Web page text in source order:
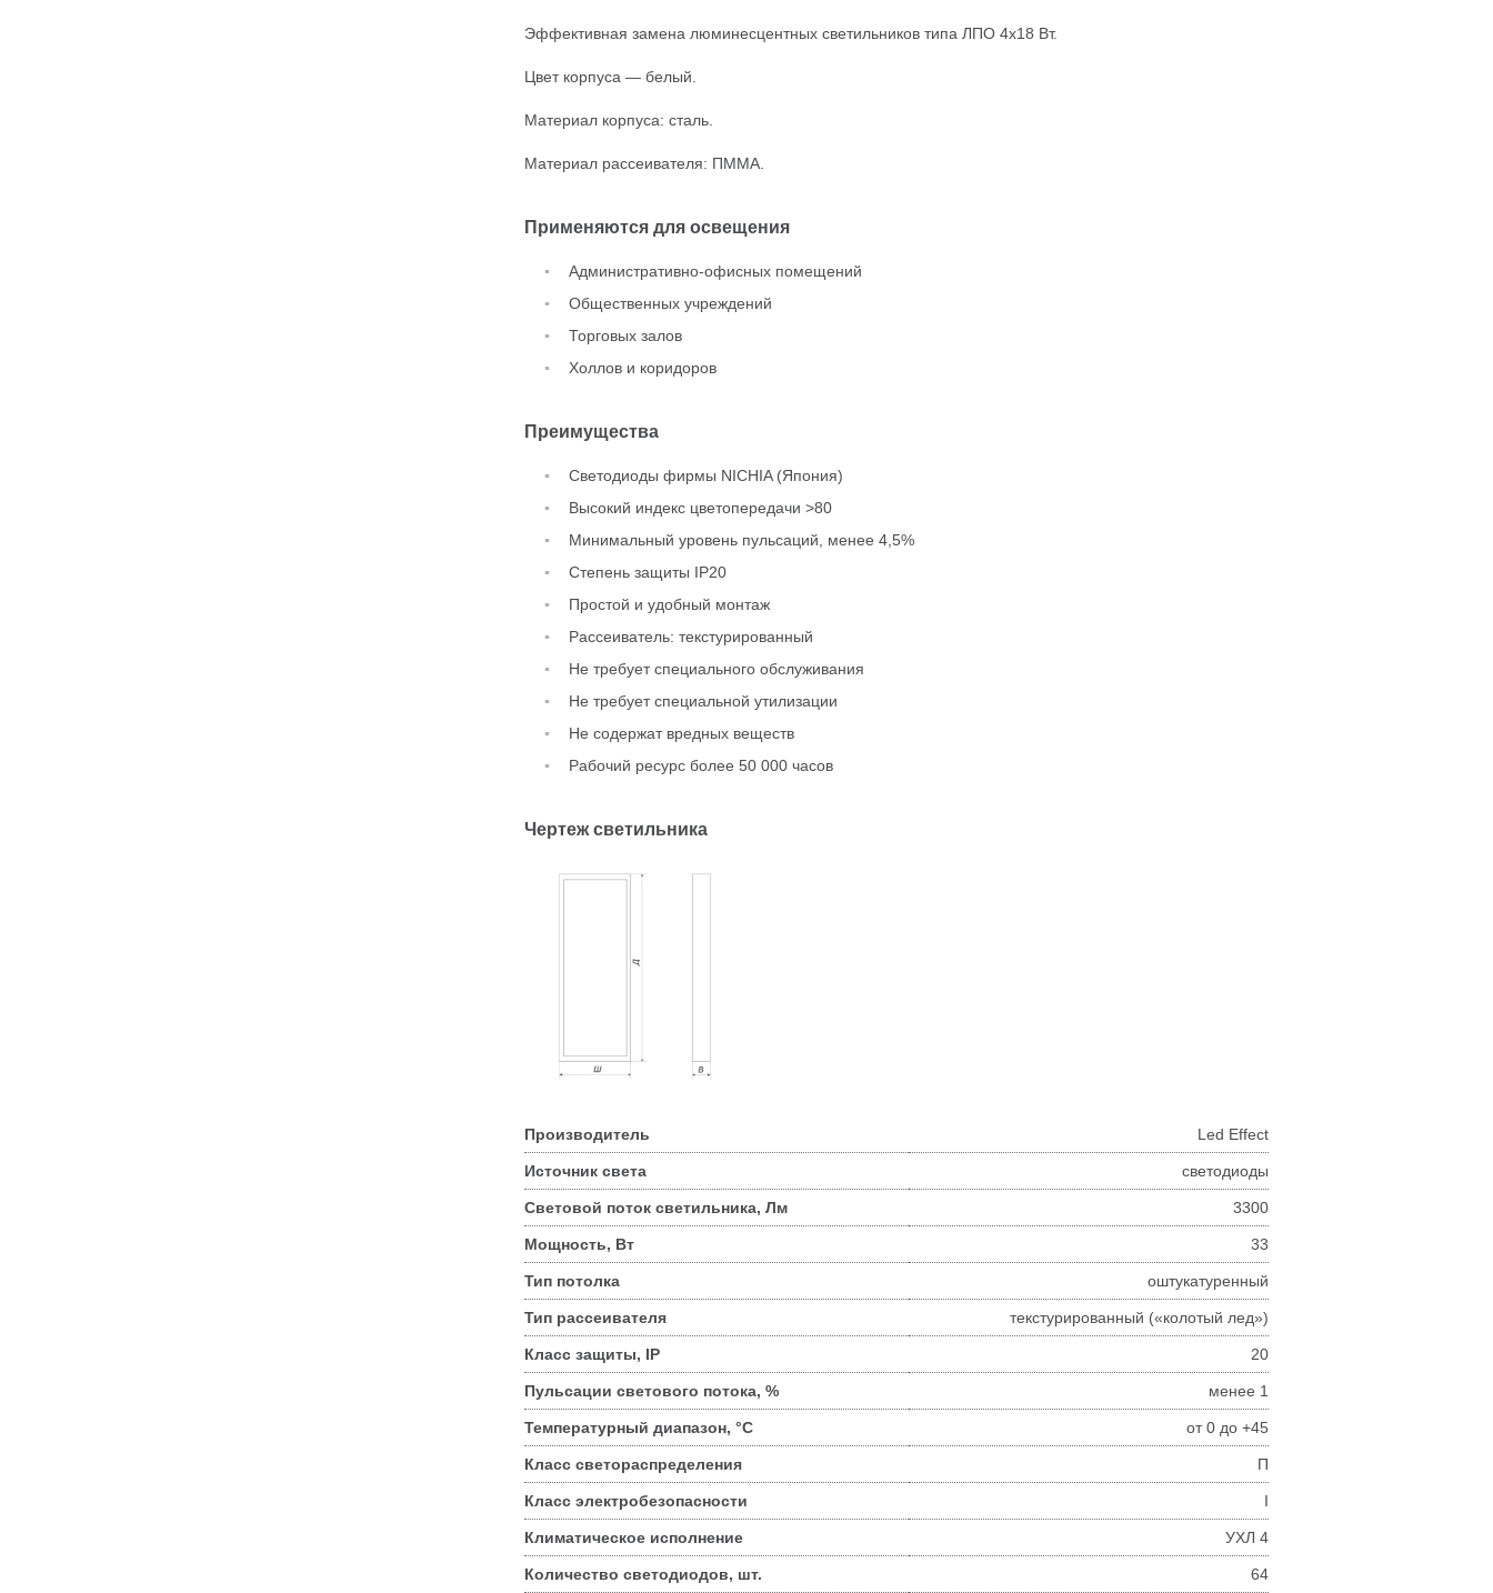
Эффективная замена люминесцентных светильников типа ЛПО 4х18 Вт.
Цвет корпуса — белый.
Материал корпуса: сталь.
Материал рассеивателя: ПММА.
Применяются для освещения
Административно-офисных помещений
Общественных учреждений
Торговых залов
Холлов и коридоров
Преимущества
Светодиоды фирмы NICHIA (Япония)
Высокий индекс цветопередачи >80
Минимальный уровень пульсаций, менее 4,5%
Степень защиты IP20
Простой и удобный монтаж
Рассеиватель: текстурированный
Не требует специального обслуживания
Не требует специальной утилизации
Не содержат вредных веществ
Рабочий ресурс более 50 000 часов
Чертеж светильника
Производитель Led Effect
Источник света светодиоды
Световой поток светильника, Лм 3300
Мощность, Вт 33
Тип потолка оштукатуренный
Тип рассеивателя текстурированный («колотый лед»)
Класс защиты, IP 20
Пульсации светового потока, % менее 1
Температурный диапазон, °С от 0 до +45
Класс светораспределения П
Класс электробезопасности I
Климатическое исполнение УХЛ 4
Количество светодиодов, шт. 64